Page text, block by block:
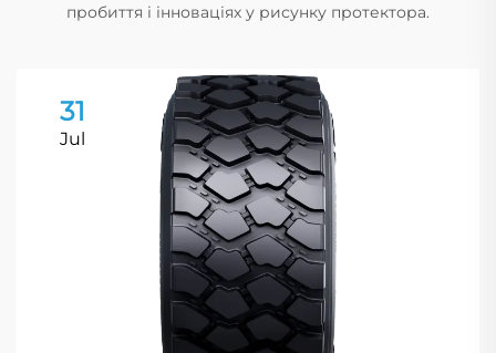
пробиття і інноваціях у рисунку протектора.
31
Jul